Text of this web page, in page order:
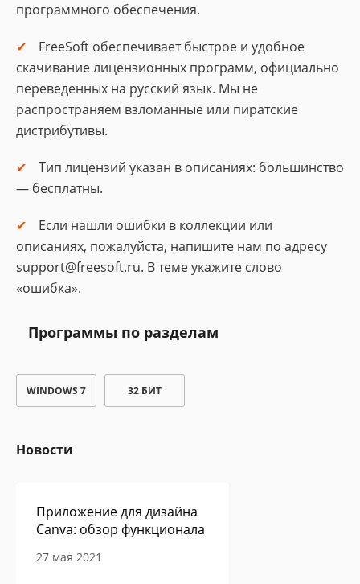
программного обеспечения.
FreeSoft обеспечивает быстрое и удобное
скачивание лицензионных программ, официально
переведенных на русский язык. Мы не
распространяем взломанные или пиратские
дистрибутивы.
Тип лицензий указан в описаниях: большинство
— бесплатны.
Если нашли ошибки в коллекции или
описаниях, пожалуйста, напишите нам по адресу
support@freesoft.ru. В теме укажите слово
«ошибка».
Программы по разделам
WINDOWS 7 32 БИТ
Новости
Приложение для дизайна
Canva: обзор функционала
27 мая 2021